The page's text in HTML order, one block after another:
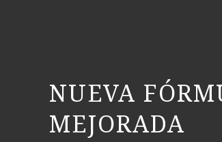
NUEVA
MEJORADA